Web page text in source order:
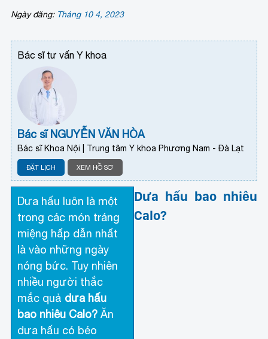
Ngày đăng: Tháng 10 4, 2023
Bác sĩ tư vấn Y khoa
Bác sĩ NGUYỄN VĂN HÒA
Bác sĩ Khoa Nội | Trung tâm Y khoa Phương Nam - Đà Lạt
ĐẶT LỊCH XEM HỒ SƠ
Dưa hấu luôn là một
trong các món tráng
miệng hấp dẫn nhất
là vào những ngày
nóng bức. Tuy nhiên
nhiều người thắc
mắc quả dưa hấu
bao nhiêu Calo? Ăn
dưa hấu có béo
Dưa hấu bao nhiêu
Calo?